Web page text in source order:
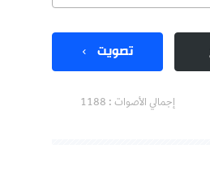
تصويت
إجمالي الأصوات : 1188